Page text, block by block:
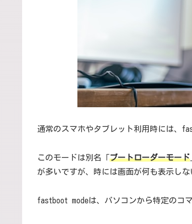
通常のスマホやタブレット利用時には、
このモードは別名「ブートローダーモード
が多いですが、時には画面が何も表示しな
fastboot modeは、パソコンから特定のコ